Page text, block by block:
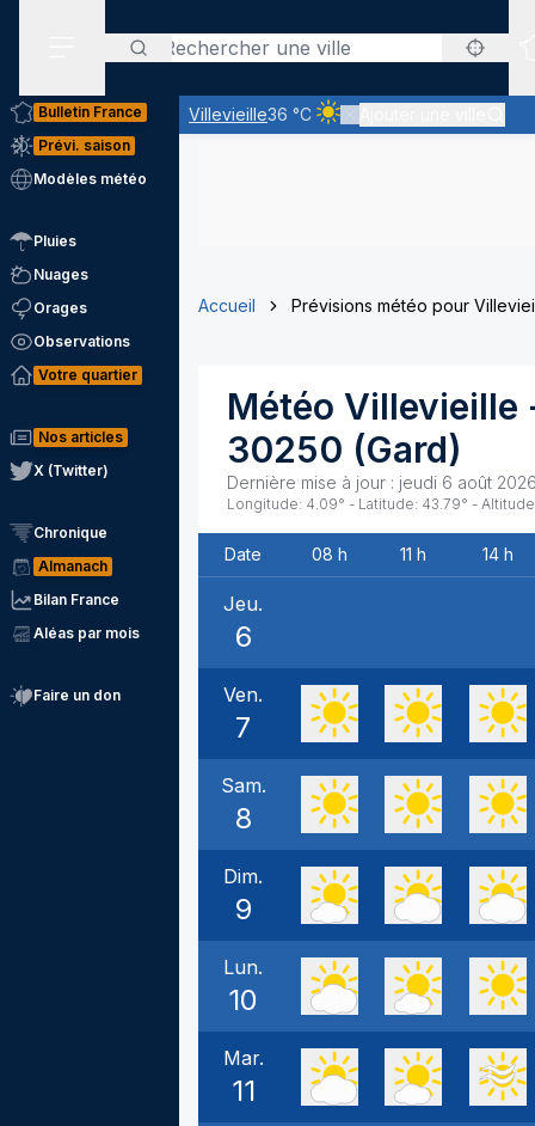
Rechercher
Villevieille36 °C
Ciel clair - quasiment pas
Bulletin France
Prévi. saison
Modèles météo
Pluies
Nuages
Orages
Observations
Votre quartier
Nos articles
X (Twitter)
Chronique
Almanach
Bilan France
Aléas par mois
Faire un don
Accueil Prévisions météo pour
Météo Villevieille
30250 (Gard)
Dernière mise à jour : jeudi 6 août
Longitude: 4.09° - Latitude: 43.79° -
Date 08 h 11 h 14 h
Jeu.
6
Ven.
7
Sam.
8
Dim.
9
Lun.
10
Mar.
11